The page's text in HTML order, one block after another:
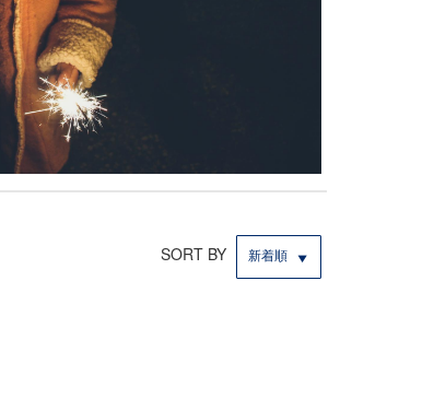
SORT BY 新着順